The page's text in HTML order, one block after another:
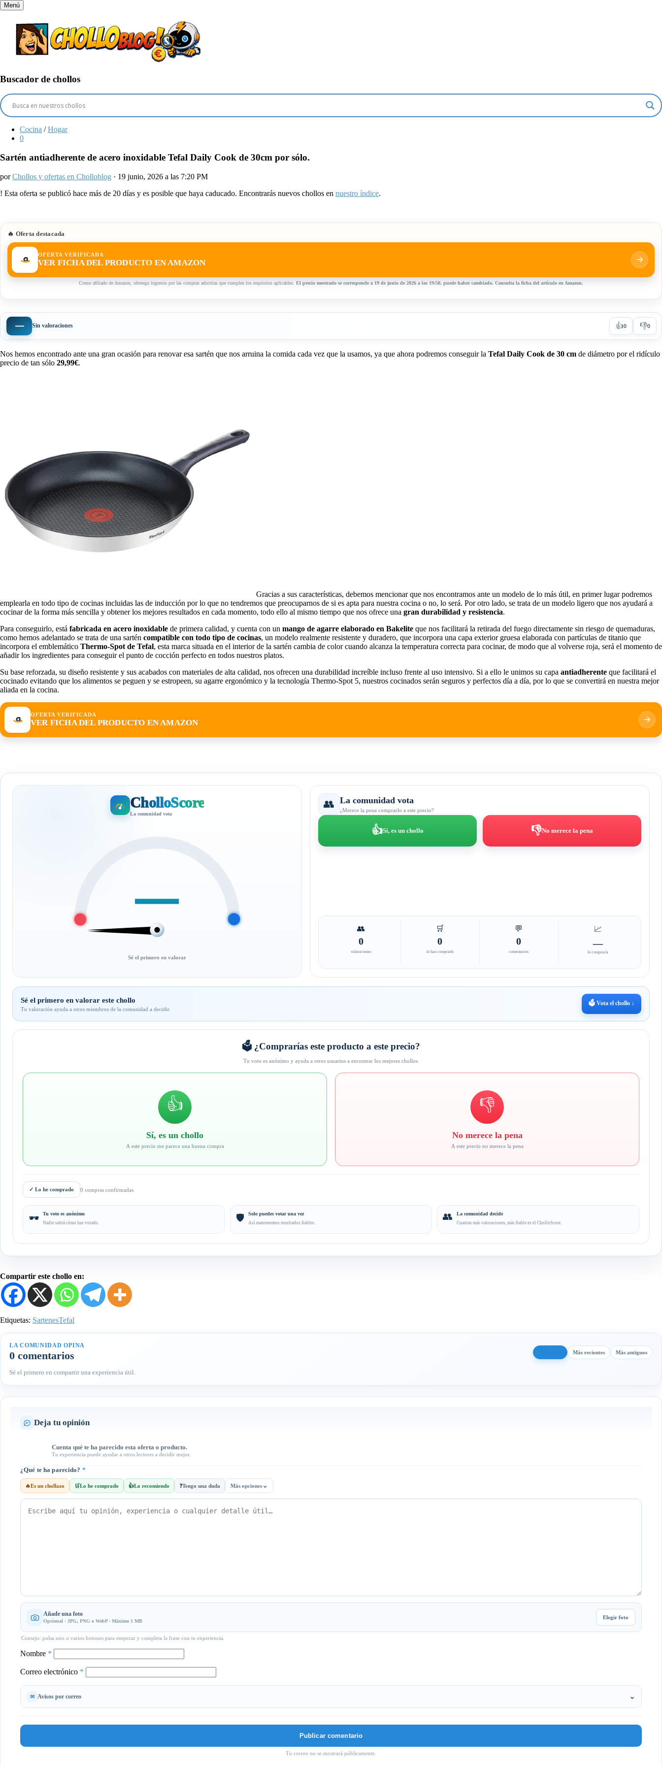
Menú
Buscador de chollos
Cocina / Hogar
0
Sartén antiadherente de acero inoxidable Tefal Daily Cook de 30cm por sólo.
porChollos y ofertas en Cholloblog · 19 junio, 2026 a las 7:20 PM
! Esta oferta se publicó hace más de 20 días y es posible que haya caducado. Encontrarás nuevos chollos en nuestro índice.
🔥 Oferta destacada
OFERTA VERIFICADA
VER FICHA DEL PRODUCTO EN AMAZON
Como afiliado de Amazon, obtengo ingresos por las compras adscritas que cumplen los requisitos aplicables. El precio mostrado se corresponde a 19 de junio de 2026 a las 19:50, puede haber cambiado. Consulta la ficha del artículo en Amazon.
— Sin valoraciones 👍0 👎0
Nos hemos encontrado ante una gran ocasión para renovar esa sartén que nos arruina la comida cada vez que la usamos, ya que ahora podremos conseguir la Tefal Daily Cook de 30 cm de diámetro por el ridículo
precio de tan sólo 29,99€.
Gracias a sus características, debemos mencionar que nos encontramos ante un modelo de lo más útil, en primer lugar podremos
emplearla en todo tipo de cocinas incluidas las de inducción por lo que no tendremos que preocuparnos de si es apta para nuestra cocina o no, lo será. Por otro lado, se trata de un modelo ligero que nos ayudará a
cocinar de la forma más sencilla y obtener los mejores resultados en cada momento, todo ello al mismo tiempo que nos ofrece una gran durabilidad y resistencia.
Para conseguirlo, está fabricada en acero inoxidable de primera calidad, y cuenta con un mango de agarre elaborado en Bakelite que nos facilitará la retirada del fuego directamente sin riesgo de quemaduras,
como hemos adelantado se trata de una sartén compatible con todo tipo de cocinas, un modelo realmente resistente y duradero, que incorpora una capa exterior gruesa elaborada con partículas de titanio que
incorpora el emblemático Thermo-Spot de Tefal, esta marca situada en el interior de la sartén cambia de color cuando alcanza la temperatura correcta para cocinar, de modo que al volverse roja, será el momento de
añadir los ingredientes para conseguir el punto de cocción perfecto en todos nuestros platos.
Su base reforzada, su diseño resistente y sus acabados con materiales de alta calidad, nos ofrecen una durabilidad increíble incluso frente al uso intensivo. Si a ello le unimos su capa antiadherente que facilitará el
cocinado evitando que los alimentos se peguen y se estropeen, su agarre ergonómico y la tecnología Thermo-Spot 5, nuestros cocinados serán seguros y perfectos día a día, por lo que se convertirá en nuestra mejor
aliada en la cocina.
OFERTA VERIFICADA
VER FICHA DEL PRODUCTO EN AMAZON
CholloScore
La comunidad vota
—
Sé el primero en valorar
👥 La comunidad vota
¿Merece la pena comprarlo a este precio?
👍Sí, es un chollo 👎No merece la pena
👥
0
valoraciones
🛒
0
lo han comprado
💬
0
comentarios
📈
—
lo compraría
Sé el primero en valorar este chollo
Tu valoración ayuda a otros miembros de la comunidad a decidir.
🗳️ Vota el chollo ↓
🗳️ ¿Comprarías este producto a este precio?
Tu voto es anónimo y ayuda a otros usuarios a encontrar los mejores chollos.
👍
Sí, es un chollo
A este precio me parece una buena compra
👎
No merece la pena
A este precio no merece la pena
✓ Lo he comprado 0 compras confirmadas
🕶️ Tu voto es anónimo
Nadie sabrá cómo has votado. 🛡️ Solo puedes votar una vez
Así mantenemos resultados fiables.
👥 La comunidad decide
Cuantas más valoraciones, más fiable es el CholloScore.
Compartir este chollo en:
Etiquetas: SartenesTefal
LA COMUNIDAD OPINA
0 comentarios Más recientes Más antiguos
Sé el primero en compartir una experiencia útil.
Deja tu opinión
Cuenta qué te ha parecido esta oferta o producto.
Tu experiencia puede ayudar a otros lectores a decidir mejor.
¿Qué te ha parecido? *
🔥Es un chollazo 🛒Lo he comprado 👍Lo recomiendo ❓Tengo una duda Más opciones ⌄
Añade una foto
Opcional · JPG, PNG o WebP · Máximo 1 MB
Elegir foto
Consejo: pulsa uno o varios botones para empezar y completa la frase con tu experiencia.
Nombre *
Correo electrónico *
Avisos por correo
Tu correo no se mostrará públicamente.